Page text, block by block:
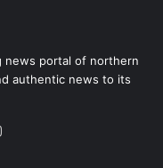
news portal of northern
authentic news to its
Instagram